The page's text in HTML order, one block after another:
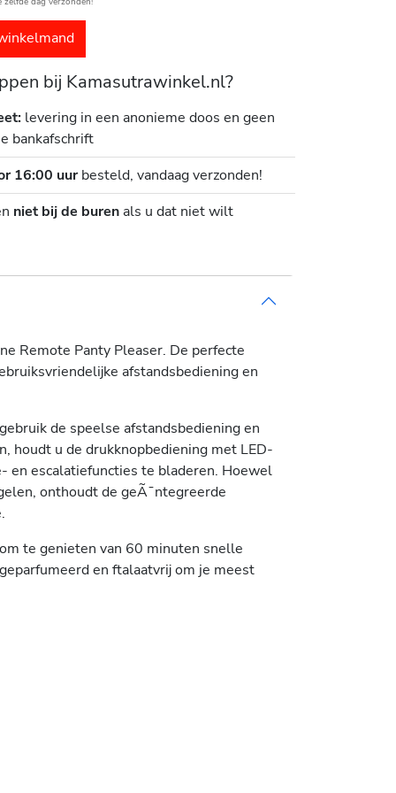
bij Kamasutrawinkel.nl?
levering in een anonieme doos en geen
bankafschrift
16:00 uurbesteld, vandaag verzonden!
niet bij de burenals u dat niet wilt
Remote Panty Pleaser. De perfecte
afstandsbediening en
de speelse afstandsbediening en
houdt u de drukknopbediening met LED-
en escalatiefuncties te bladeren. Hoewel
onthoudt de geÃ¯ntegreerde
te genieten van 60 minuten snelle
en ftalaatvrij om je meest